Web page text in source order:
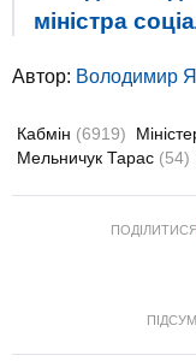
міністра
Автор: Володимир
Кабмін (6919)
Мельничук Тарас (54)